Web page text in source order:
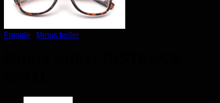
Forside Minus briller